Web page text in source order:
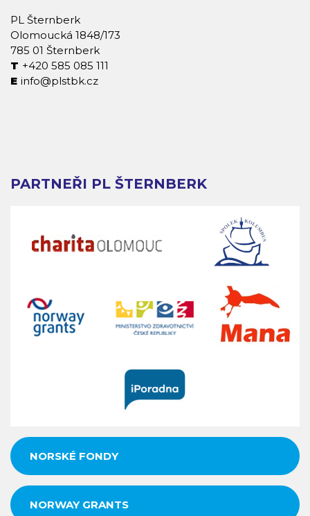
PL Šternberk
Olomoucká 1848/173
785 01 Šternberk
+420 585 085 111
info@plstbk.cz
PARTNEŘI PL ŠTERNBERK
NORSKÉ FONDY
NORWAY GRANTS